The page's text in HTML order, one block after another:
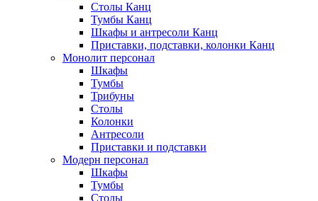
Столы Канц
Тумбы Канц
Шкафы и антресоли Канц
Приставки, подставки, колонки Канц
Монолит персонал
Шкафы
Тумбы
Трибуны
Столы
Колонки
Антресоли
Приставки и подставки
Модерн персонал
Шкафы
Тумбы
Столы